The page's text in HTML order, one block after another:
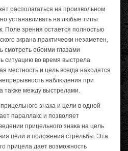
располагаться на произвольном
устанавливать на любые типы
Поле зрения остается полностью
экрана практически незаметен,
смотреть обоими глазами
ситуацию во время выстрела.
местность и цель всегда находятся
наблюдения при
также между выстрелами.
знака и цели в одной
параллакс и позволяет
прицельного знака на цель
цели и положения стрельбы. Эта
прицела дает возможность